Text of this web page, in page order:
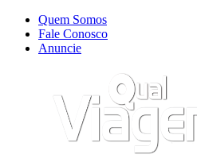
Quem Somos
Fale Conosco
Anuncie